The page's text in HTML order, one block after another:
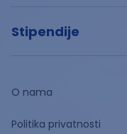
Stipendije
O nama
Politika privatnosti